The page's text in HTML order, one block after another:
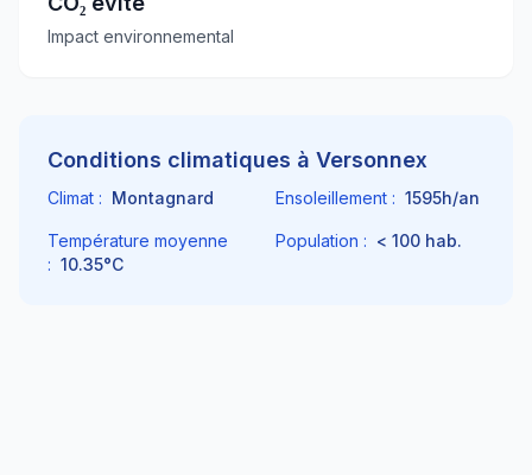
Impact environnemental
Conditions climatiques à Versonnex
Climat : Montagnard Ensoleillement : 1595h/an
Température moyenne
: 10.35°C
Population : < 100 hab.